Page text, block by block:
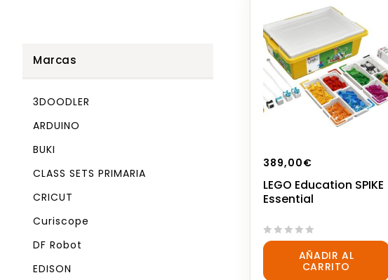
389,00€
LEGO Education SPIKE
Essential
0
AÑADIR AL
CARRITO
Marcas
3DOODLER
ARDUINO
BUKI
CLASS SETS PRIMARIA
CRICUT
Curiscope
DF Robot
EDISON